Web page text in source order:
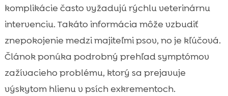
 Možné zdravotné problémy spojené s
hlienom v stolici
Kedy navštíviť veterinára?
Diagnostika hlienu v stolici
Liečba a prevencia hlienu v stolici
Dôležitosť výberu kvalitného krmiva
komplikácie často vyžadujú rýchlu veterinárnu
intervenciu. Takáto informácia môže vzbudiť
znepokojenie medzi majiteľmi psov, no je kľúčová.
Článok ponúka podrobný prehľad symptómov
zažívacieho problému, ktorý sa prejavuje
výskytom hlienu v psích exkrementoch.